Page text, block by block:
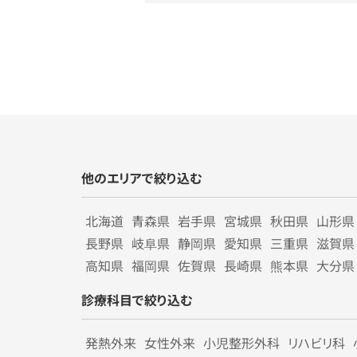
他のエリアで絞り込む
北海道 青森県 岩手県 宮城県 秋田県 山形県
長野県 岐阜県 静岡県 愛知県 三重県 滋賀県
高知県 福岡県 佐賀県 長崎県 熊本県 大分県
診療科目で絞り込む
発熱外来 女性外来 小児整形外科 リハビリ科